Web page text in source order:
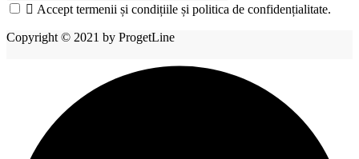
 Accept termenii și condițiile și politica de confidențialitate.
Copyright © 2021 by ProgetLine